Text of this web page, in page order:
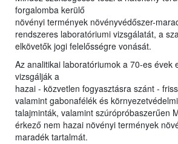
forgalomba kerülő
növényi termények növényvédőszer-
rendszeres laboratóriumi vizsgálatát, a
elkövetők jogi felelősségre vonását.
Az analitikai laboratóriumok a 70-es évek
vizsgálják a
hazai - közvetlen fogyasztásra szánt -
valamint gabonafélék és
talajminták, valamint szúrópróbaszerűen
érkező nem hazai növényi termények
maradék tartalmát.